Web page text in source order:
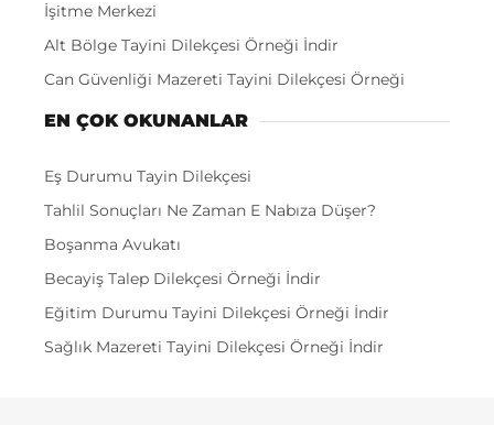
İşitme Merkezi
Alt Bölge Tayini Dilekçesi Örneği İndir
Can Güvenliği Mazereti Tayini Dilekçesi Örneği
EN ÇOK OKUNANLAR
Eş Durumu Tayin Dilekçesi
Tahlil Sonuçları Ne Zaman E Nabıza Düşer?
Boşanma Avukatı
Becayiş Talep Dilekçesi Örneği İndir
Eğitim Durumu Tayini Dilekçesi Örneği İndir
Sağlık Mazereti Tayini Dilekçesi Örneği İndir